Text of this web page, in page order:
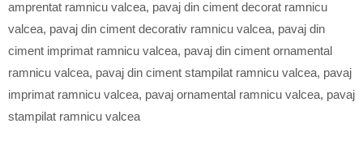
amprentat ramnicu valcea, pavaj din ciment decorat ramnicu
valcea, pavaj din ciment decorativ ramnicu valcea, pavaj din
ciment imprimat ramnicu valcea, pavaj din ciment ornamental
ramnicu valcea, pavaj din ciment stampilat ramnicu valcea, pavaj
imprimat ramnicu valcea, pavaj ornamental ramnicu valcea, pavaj
stampilat ramnicu valcea